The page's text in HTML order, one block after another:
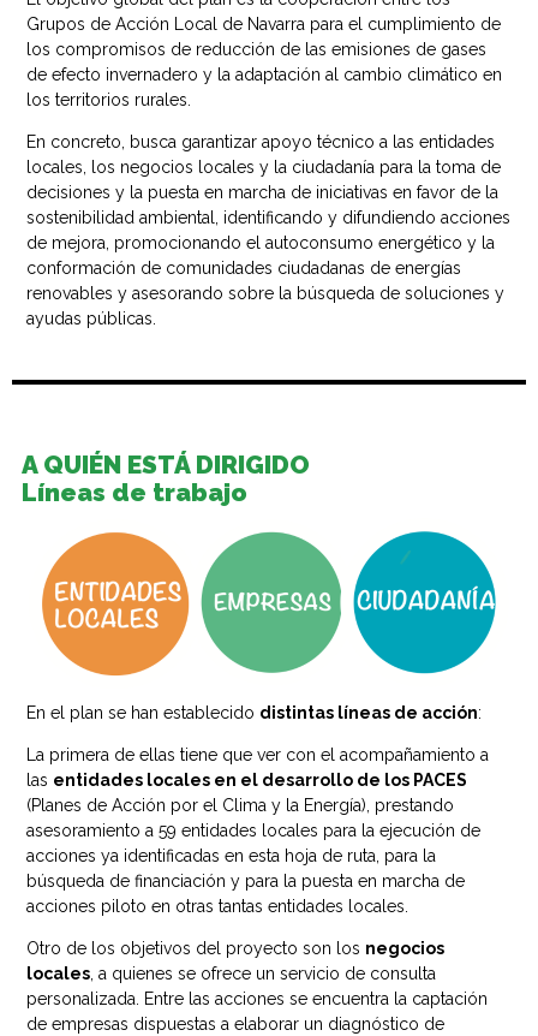
Grupos de Acción Local de Navarra para el cumplimiento de
los compromisos de reducción de las emisiones de gases
de efecto invernadero y la adaptación al cambio climático en
los territorios rurales.
En concreto, busca garantizar apoyo técnico a las entidades
locales, los negocios locales y la ciudadanía para la toma de
decisiones y la puesta en marcha de iniciativas en favor de la
sostenibilidad ambiental, identificando y difundiendo acciones
de mejora, promocionando el autoconsumo energético y la
conformación de comunidades ciudadanas de energías
renovables y asesorando sobre la búsqueda de soluciones y
ayudas públicas.
A QUIÉN ESTÁ DIRIGIDO
Líneas de trabajo
En el plan se han establecido distintas líneas de acción:
La primera de ellas tiene que ver con el acompañamiento a
las entidades locales en el desarrollo de los PACES
(Planes de Acción por el Clima y la Energía), prestando
asesoramiento a 59 entidades locales para la ejecución de
acciones ya identificadas en esta hoja de ruta, para la
búsqueda de financiación y para la puesta en marcha de
acciones piloto en otras tantas entidades locales.
Otro de los objetivos del proyecto son los negocios
locales, a quienes se ofrece un servicio de consulta
personalizada. Entre las acciones se encuentra la captación
de empresas dispuestas a elaborar un diagnóstico de